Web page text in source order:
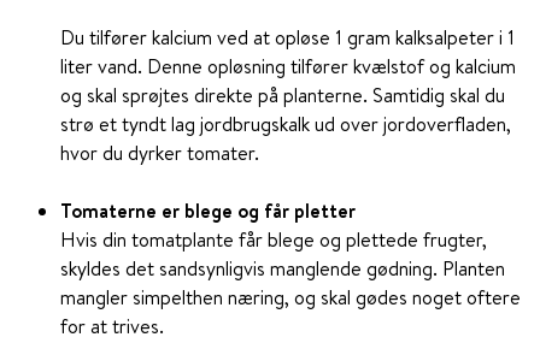
Du tilfører kalcium ved at opløse 1 gram kalksalpeter i 1
liter vand. Denne opløsning tilfører kvælstof og kalcium
og skal sprøjtes direkte på planterne. Samtidig skal du
strø et tyndt lag jordbrugskalk ud over jordoverfladen,
hvor du dyrker tomater.
Tomaterne er blege og får pletter
Hvis din tomatplante får blege og plettede frugter,
skyldes det sandsynligvis manglende gødning. Planten
mangler simpelthen næring, og skal gødes noget oftere
for at trives.